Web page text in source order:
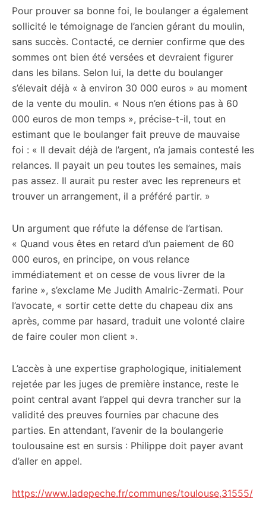
Pour prouver sa bonne foi, le boulanger a également
sollicité le témoignage de l’ancien gérant du moulin,
sans succès. Contacté, ce dernier confirme que des
sommes ont bien été versées et devraient figurer
dans les bilans. Selon lui, la dette du boulanger
s’élevait déjà « à environ 30 000 euros » au moment
de la vente du moulin. « Nous n’en étions pas à 60
000 euros de mon temps », précise-t-il, tout en
estimant que le boulanger fait preuve de mauvaise
foi : « Il devait déjà de l’argent, n’a jamais contesté les
relances. Il payait un peu toutes les semaines, mais
pas assez. Il aurait pu rester avec les repreneurs et
trouver un arrangement, il a préféré partir. »
Un argument que réfute la défense de l’artisan.
« Quand vous êtes en retard d’un paiement de 60
000 euros, en principe, on vous relance
immédiatement et on cesse de vous livrer de la
farine », s’exclame Me Judith Amalric-Zermati. Pour
l’avocate, « sortir cette dette du chapeau dix ans
après, comme par hasard, traduit une volonté claire
de faire couler mon client ».
L’accès à une expertise graphologique, initialement
rejetée par les juges de première instance, reste le
point central avant l’appel qui devra trancher sur la
validité des preuves fournies par chacune des
parties. En attendant, l’avenir de la boulangerie
toulousaine est en sursis : Philippe doit payer avant
d’aller en appel.
https://www.ladepeche.fr/communes/toulouse,31555/